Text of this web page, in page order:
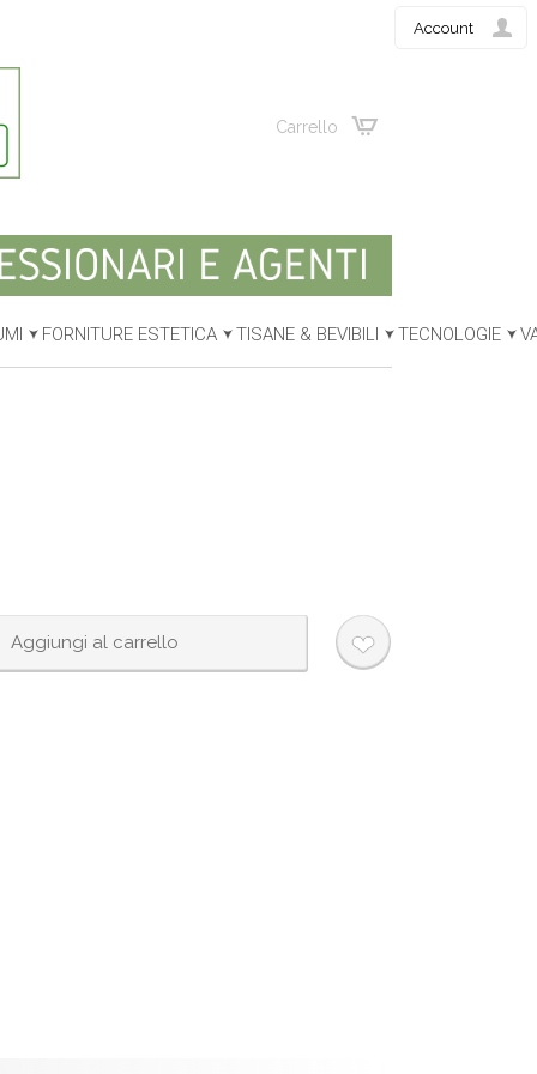
Carrello
Account
FORNITURE ESTETICA TISANE & BEVIBILI TECNOLOGIE